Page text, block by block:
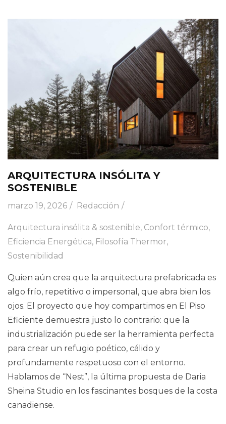
ARQUITECTURA INSÓLITA Y
SOSTENIBLE
marzo 19, 2026 Redacción
Arquitectura insólita & sostenible, Confort térmico,
Eficiencia Energética, Filosofía Thermor,
Sostenibilidad
Quien aún crea que la arquitectura prefabricada es
algo frío, repetitivo o impersonal, que abra bien los
ojos. El proyecto que hoy compartimos en El Piso
Eficiente demuestra justo lo contrario: que la
industrialización puede ser la herramienta perfecta
para crear un refugio poético, cálido y
profundamente respetuoso con el entorno.
Hablamos de “Nest”, la última propuesta de Daria
Sheina Studio en los fascinantes bosques de la costa
canadiense.